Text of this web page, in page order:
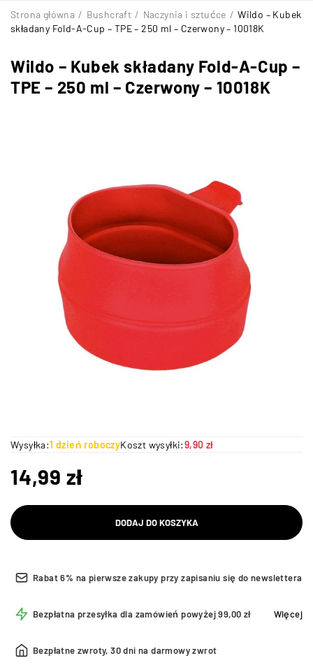
Wildo – Kubek składany Fold-A-Cup –
TPE – 250 ml – Czerwony – 10018K
Strona główna / Bushcraft / Naczynia i sztućce / Wildo – Kubek
składany Fold-A-Cup – TPE – 250 ml – Czerwony – 10018K
Wysyłka:1 dzień roboczyKoszt wysyłki:9,90 zł
14,99 zł
DODAJ DO KOSZYKA
Rabat 6% na pierwsze zakupy przy zapisaniu się do newslettera
Bezpłatna przesyłka dla zamówień powyżej 99,00 zł Więcej
Bezpłatne zwroty, 30 dni na darmowy zwrot